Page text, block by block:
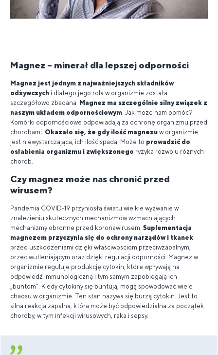
Magnez – minerał dla lepszej odporności
Magnez jest jednym z najważniejszych składników
odżywczych i dlatego jego rola w organizmie została
szczegółowo zbadana. Magnez ma szczególnie silny związek z
naszym układem odpornościowym. Jak może nam pomóc?
Komórki odpornościowe odpowiadają za ochronę organizmu przed
chorobami. Okazało się, że gdy ilość magnezu w organizmie
jest niewystarczająca, ich ilość spada. Może to prowadzić do
osłabienia organizmu i zwiększonego ryzyka rozwoju różnych
chorób.
Czy magnez może nas chronić przed
wirusem?
Pandemia COVID-19 przyniosła światu wielkie wyzwanie w
znalezieniu skutecznych mechanizmów wzmacniających
mechanizmy obronne przed koronawirusem. Suplementacja
magnezem przyczynia się do ochrony narządów i tkanek
przed uszkodzeniami dzięki właściwościom przeciwzapalnym,
przeciwutleniającym oraz dzięki regulacji odporności. Magnez w
organizmie reguluje produkcję cytokin, które wpływają na
odpowiedź immunologiczną i tym samym zapobiegają ich
„buntom”. Kiedy cytokiny się buntują, mogą spowodować wiele
chaosu w organizmie. Ten stan nazywa się burzą cytokin. Jest to
silna reakcja zapalna, która może być odpowiedzialna za początek
choroby, w tym infekcji wirusowych, raka i sepsy.